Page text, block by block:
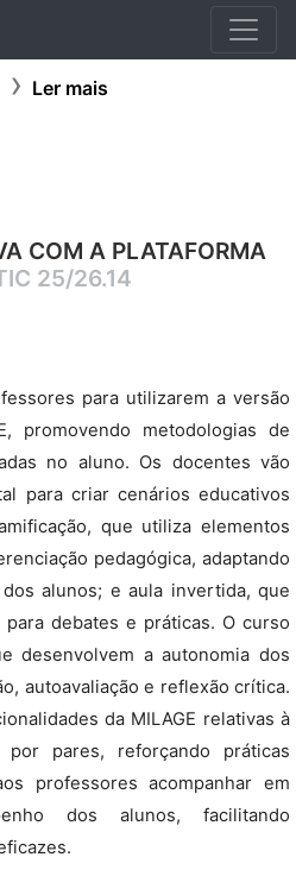
Ler mais
COM A PLATAFORMA
25/26.14
para utilizarem a versão
promovendo metodologias de
no aluno. Os docentes vão
para criar cenários educativos
que utiliza elementos
pedagógica, adaptando
alunos; e aula invertida, que
debates e práticas. O curso
desenvolvem a autonomia dos
autoavaliação e reflexão crítica.
da MILAGE relativas à
por pares, reforçando práticas
professores acompanhar em
dos alunos, facilitando